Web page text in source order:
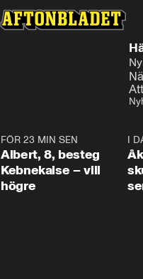
FÖR 23 MIN SEN
Albert, 8, besteg
Kebnekaise – vill
högre
I